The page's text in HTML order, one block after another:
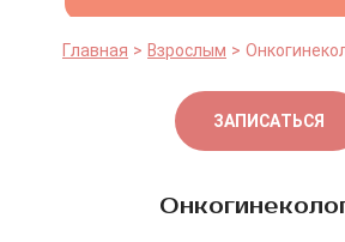
Главная Взрослым
ЗАПИСАТЬСЯ